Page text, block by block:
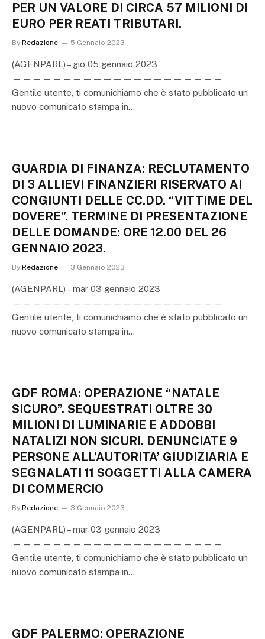
PER UN VALORE DI CIRCA 57 MILIONI DI
EURO PER REATI TRIBUTARI.
By Redazione 5 Gennaio 2023
(AGENPARL) – gio 05 gennaio 2023
—————————————————————
Gentile utente, ti comunichiamo che è stato pubblicato un
nuovo comunicato stampa in…
GUARDIA DI FINANZA: RECLUTAMENTO
DI 3 ALLIEVI FINANZIERI RISERVATO AI
CONGIUNTI DELLE CC.DD. “VITTIME DEL
DOVERE”. TERMINE DI PRESENTAZIONE
DELLE DOMANDE: ORE 12.00 DEL 26
GENNAIO 2023.
By Redazione 3 Gennaio 2023
(AGENPARL) – mar 03 gennaio 2023
—————————————————————
Gentile utente, ti comunichiamo che è stato pubblicato un
nuovo comunicato stampa in…
GDF ROMA: OPERAZIONE “NATALE
SICURO”. SEQUESTRATI OLTRE 30
MILIONI DI LUMINARIE E ADDOBBI
NATALIZI NON SICURI. DENUNCIATE 9
PERSONE ALL’AUTORITA’ GIUDIZIARIA E
SEGNALATI 11 SOGGETTI ALLA CAMERA
DI COMMERCIO
By Redazione 3 Gennaio 2023
(AGENPARL) – mar 03 gennaio 2023
—————————————————————
Gentile utente, ti comunichiamo che è stato pubblicato un
nuovo comunicato stampa in…
GDF PALERMO: OPERAZIONE